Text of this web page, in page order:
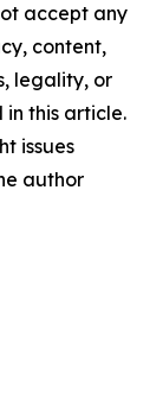
accept any
content,
legality, or
this article.
issues
author